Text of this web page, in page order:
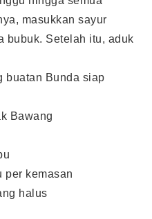
masukkan sayur
bubuk. Setelah itu, aduk
buatan Bunda siap
Bawang
per kemasan
halus